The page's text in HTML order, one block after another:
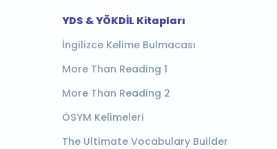
YDS & YÖKDİL Kitapları
İngilizce Kelime Bulmacası
More Than Reading 1
More Than Reading 2
ÖSYM Kelimeleri
The Ultimate Vocabulary Builder